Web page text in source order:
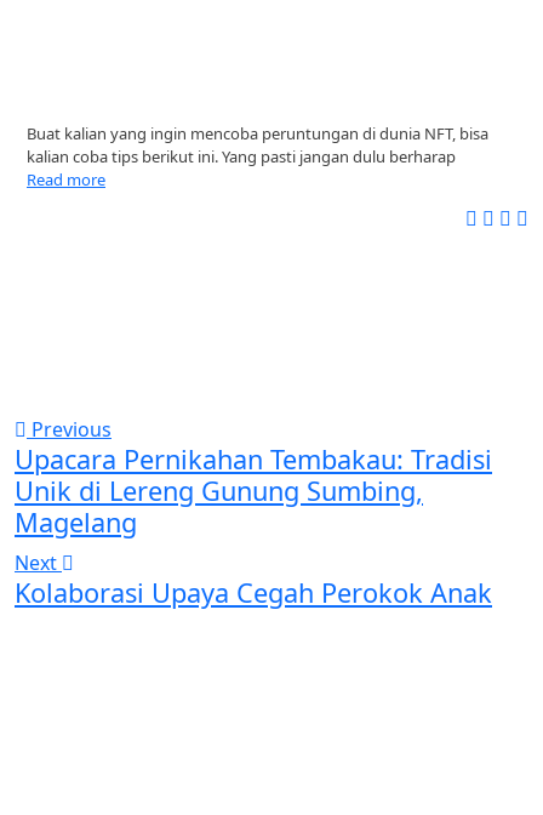
Buat kalian yang ingin mencoba peruntungan di dunia NFT, bisa
kalian coba tips berikut ini. Yang pasti jangan dulu berharap
Read more
Previous
Upacara Pernikahan Tembakau: Tradisi
Unik di Lereng Gunung Sumbing,
Magelang
Next
Kolaborasi Upaya Cegah Perokok Anak